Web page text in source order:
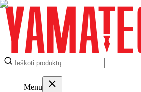
Menu